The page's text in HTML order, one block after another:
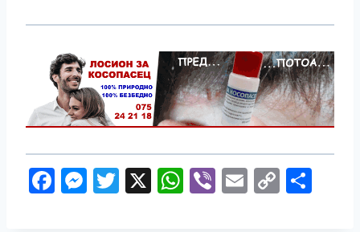
F M T X W Vi E C